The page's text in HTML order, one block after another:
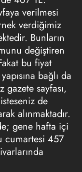
verilmesi
verdiğimiz
Bunların
değiştiren
bu fiyat
bağlı da
gazete sayfası,
de
alınmaktadır.
gene hafta içi
cumartesi 457